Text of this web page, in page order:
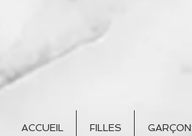
ACCUEIL FILLES